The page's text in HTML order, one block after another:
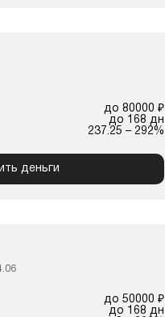
до 80000 ₽
до 168 дн
237.25 – 292%
деньги
до 50000 ₽
до 168 дн